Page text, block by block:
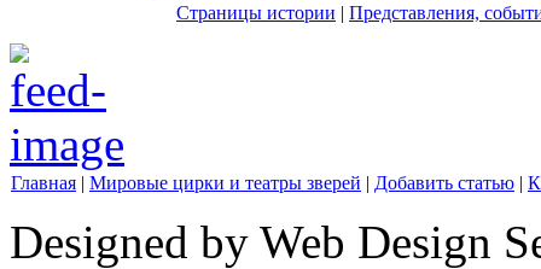
Страницы истории | Представления,
Главная | Мировые цирки и театры зверей | Добавить статью |
Designed by Web Design